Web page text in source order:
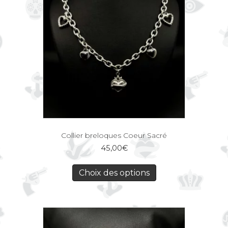
Collier breloques Coeur Sacré
45,00€
Choix des options